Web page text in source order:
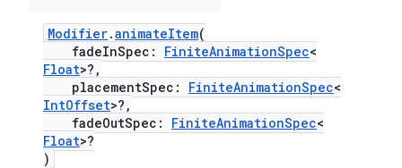
Modifier.animateItem(
fadeInSpec: FiniteAnimationSpec<
Float>?,
placementSpec: FiniteAnimationSpec<
IntOffset>?,
fadeOutSpec: FiniteAnimationSpec<
Float>?
)